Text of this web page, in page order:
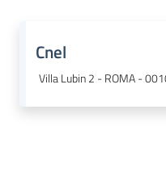
Regione
Emilia-
Romagna
Cnel
Villa Lubin 2 - ROMA -